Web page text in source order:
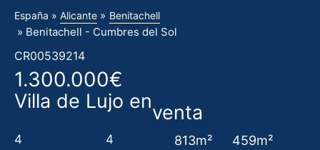
España » Alicante » Benitachell
» Benitachell - Cumbres del Sol
CR00539214
1.300.000€
Villa de Lujo enventa
4 4 813m² 459m²